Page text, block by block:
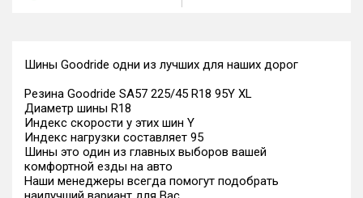
Шины Goodride одни из лучших для наших дорог
Резина Goodride SA57 225/45 R18 95Y XL
Диаметр шины R18
Индекс скорости у этих шин Y
Индекс нагрузки составляет 95
Шины это один из главных выборов вашей
комфортной езды на авто
Наши менеджеры всегда помогут подобрать